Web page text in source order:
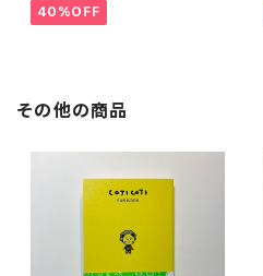
40%OFF
その他の商品